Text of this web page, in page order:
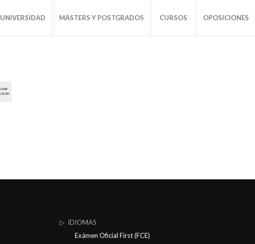
UNIVERSIDAD MÁSTERS Y POSTGRADOS CURSOS OPOSICIONES
▷ IDIOMAS
Exámen Oficial First (FCE)